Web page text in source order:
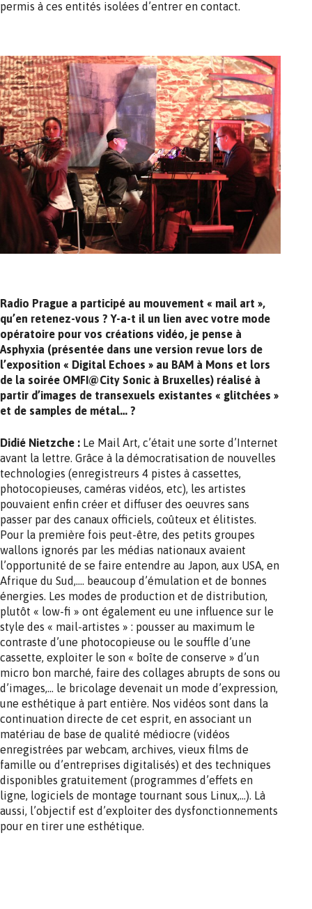
permis à ces entités isolées d’entrer en contact.
Radio Prague a participé au mouvement « mail art »,
qu’en retenez-vous ? Y-a-t il un lien avec votre mode
opératoire pour vos créations vidéo, je pense à
Asphyxia (présentée dans une version revue lors de
l’exposition « Digital Echoes » au BAM à Mons et lors
de la soirée OMFI@City Sonic à Bruxelles) réalisé à
partir d’images de transexuels existantes « glitchées »
et de samples de métal… ?
Didié Nietzche : Le Mail Art, c’était une sorte d’Internet
avant la lettre. Grâce à la démocratisation de nouvelles
technologies (enregistreurs 4 pistes à cassettes,
photocopieuses, caméras vidéos, etc), les artistes
pouvaient enfin créer et diffuser des oeuvres sans
passer par des canaux officiels, coûteux et élitistes.
Pour la première fois peut-être, des petits groupes
wallons ignorés par les médias nationaux avaient
l’opportunité de se faire entendre au Japon, aux USA, en
Afrique du Sud,…. beaucoup d’émulation et de bonnes
énergies. Les modes de production et de distribution,
plutôt « low-fi » ont également eu une influence sur le
style des « mail-artistes » : pousser au maximum le
contraste d’une photocopieuse ou le souffle d’une
cassette, exploiter le son « boîte de conserve » d’un
micro bon marché, faire des collages abrupts de sons ou
d’images,… le bricolage devenait un mode d’expression,
une esthétique à part entière. Nos vidéos sont dans la
continuation directe de cet esprit, en associant un
matériau de base de qualité médiocre (vidéos
enregistrées par webcam, archives, vieux films de
famille ou d’entreprises digitalisés) et des techniques
disponibles gratuitement (programmes d’effets en
ligne, logiciels de montage tournant sous Linux,…). Là
aussi, l’objectif est d’exploiter des dysfonctionnements
pour en tirer une esthétique.